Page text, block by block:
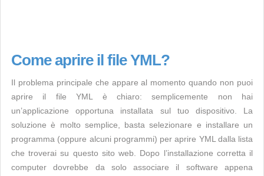
Come aprire il file YML?
Il problema principale che appare al momento quando non puoi
aprire il file YML è chiaro: semplicemente non hai
un’applicazione opportuna installata sul tuo dispositivo. La
soluzione è molto semplice, basta selezionare e installare un
programma (oppure alcuni programmi) per aprire YML dalla lista
che troverai su questo sito web. Dopo l’installazione corretta il
computer dovrebbe da solo associare il software appena